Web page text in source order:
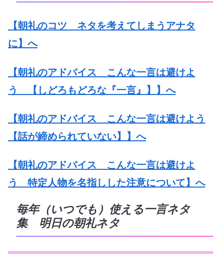
【朝礼のコツ ネタを考えてしまうアナタ
に】へ
【朝礼のアドバイス こんな一言は避けよ
う 【しどろもどろな『一言』】】へ
【朝礼のアドバイス こんな一言は避けよう
【話が締められていない】】へ
【朝礼のアドバイス こんな一言は避けよ
う 特定人物を名指しした注意について】へ
毎年（いつでも）使える一言ネタ
集 明日の朝礼ネタ